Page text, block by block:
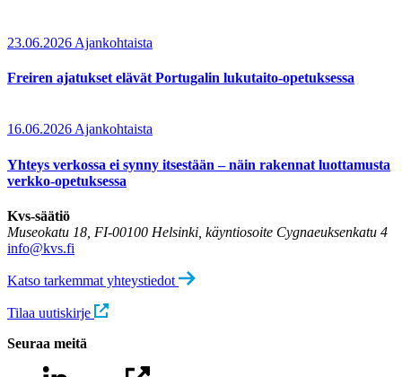
23.06.2026 Ajankohtaista
Freiren ajatukset elävät Portugalin lukutaito-opetuksessa
16.06.2026Ajankohtaista
Yhteys verkossa ei synny itsestään – näin rakennat luottamusta
verkko-opetuksessa
Kvs-säätiö
Museokatu 18, FI-00100 Helsinki, käyntiosoite Cygnaeuksenkatu 4
info@kvs.fi
Katso tarkemmat yhteystiedot
Tilaa uutiskirje
Seuraa meitä